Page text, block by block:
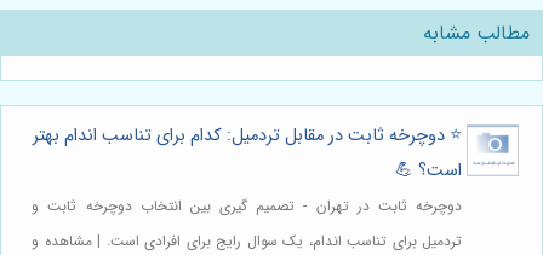
مطالب مشابه
⭐️ دوچرخه ثابت در مقابل تردمیل: کدام برای تناسب اندام بهتر
است؟ 💪
دوچرخه ثابت در تهران - تصمیم گیری بین انتخاب دوچرخه ثابت و
تردمیل برای تناسب اندام، یک سوال رایج برای افرادی است. | مشاهده و